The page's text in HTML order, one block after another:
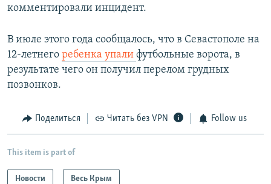
комментировали инцидент.
В июле этого года сообщалось, что в Севастополе на
12-летнего ребенка упали футбольные ворота, в
результате чего он получил перелом грудных
позвонков.
Поделиться Читать без VPN Follow us
This item is part of
Новости Весь Крым